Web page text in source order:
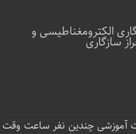
الکترومغناطیسی و
سازگاری
آموزشی چندین نفر ساعت‌ وقت